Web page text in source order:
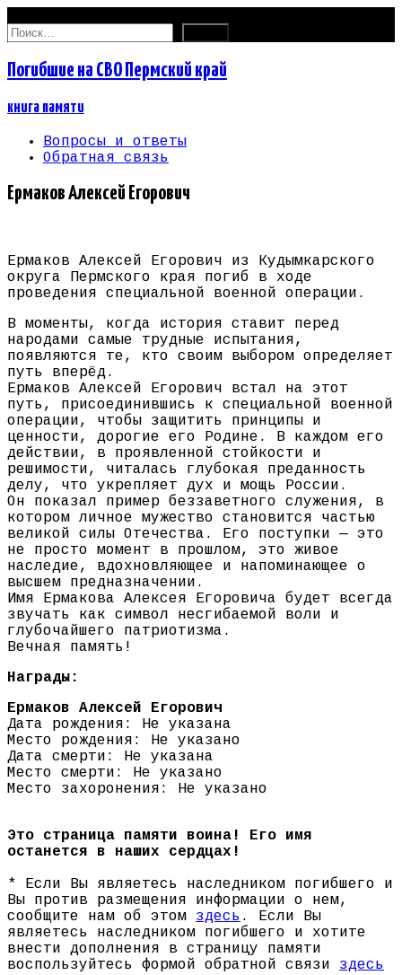
Найти:
Погибшие на СВО Пермский край
книга памяти
Вопросы и ответы
Обратная связь
Ермаков Алексей Егорович
Ермаков Алексей Егорович из Кудымкарского
округа Пермского края погиб в ходе
проведения специальной военной операции.
В моменты, когда история ставит перед
народами самые трудные испытания,
появляются те, кто своим выбором определяет
путь вперёд.
Ермаков Алексей Егорович встал на этот
путь, присоединившись к специальной военной
операции, чтобы защитить принципы и
ценности, дорогие его Родине. В каждом его
действии, в проявленной стойкости и
решимости, читалась глубокая преданность
делу, что укрепляет дух и мощь России.
Он показал пример беззаветного служения, в
котором личное мужество становится частью
великой силы Отечества. Его поступки — это
не просто момент в прошлом, это живое
наследие, вдохновляющее и напоминающее о
высшем предназначении.
Имя Ермакова Алексея Егоровича будет всегда
звучать как символ несгибаемой воли и
глубочайшего патриотизма.
Вечная память!
Награды:
Ермаков Алексей Егорович
Дата рождения: Не указана
Место рождения: Не указано
Дата смерти: Не указана
Место смерти: Не указано
Место захоронения: Не указано
Это страница памяти воина! Его имя
останется в наших сердцах!
* Если Вы являетесь наследником погибшего и
Вы против размещения информации о нем,
сообщите нам об этом здесь . Если Вы
являетесь наследником погибшего и хотите
внести дополнения в страницу памяти
воспользуйтесь формой обратной связи здесь